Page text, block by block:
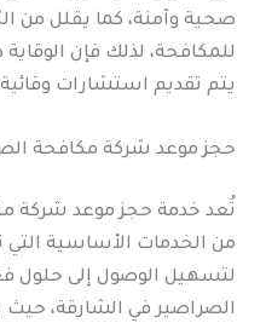
صحية وآمنة، كما يقلل من
للمكافحة، لذلك فإن
يتم تقديم استشارات
حجز موعد شركة مكافحة
تُعد خدمة حجز موعد شركة
من الخدمات الأساسية
لتسهيل الوصول إلى حلول
الصراصير في الشارقة،